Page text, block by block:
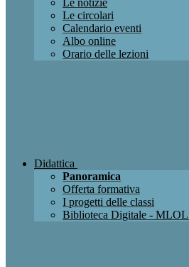
Le notizie
Le circolari
Calendario eventi
Albo online
Orario delle lezioni
Didattica
Panoramica
Offerta formativa
I progetti delle classi
Biblioteca Digitale -